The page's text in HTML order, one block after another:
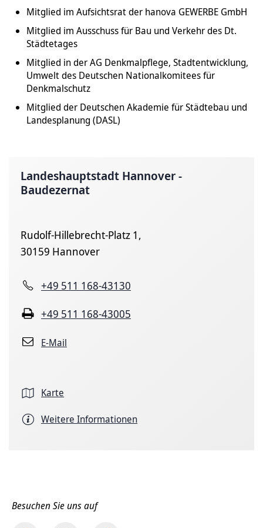
Mitglied im Aufsichtsrat der hanova GEWERBE GmbH
Mitglied im Ausschuss für Bau und Verkehr des Dt.
Städtetages
Mitglied in der AG Denkmalpflege, Stadtentwicklung,
Umwelt des Deutschen Nationalkomitees für
Denkmalschutz
Mitglied der Deutschen Akademie für Städtebau und
Landesplanung (DASL)
Landeshauptstadt Hannover -
Baudezernat
Rudolf-Hillebrecht-Platz 1,
30159 Hannover
+49 511 168-43130
+49 511 168-43005
E-Mail
Karte
Weitere Informationen
Besuchen Sie uns auf